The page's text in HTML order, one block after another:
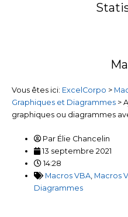
Vous êtes ici: ExcelCorpo >
Graphiques et Diagrammes >
graphiques ou diagrammes
Par Élie Chancelin
13 septembre 2021
14:28
Macros VBA, Macros
Diagrammes